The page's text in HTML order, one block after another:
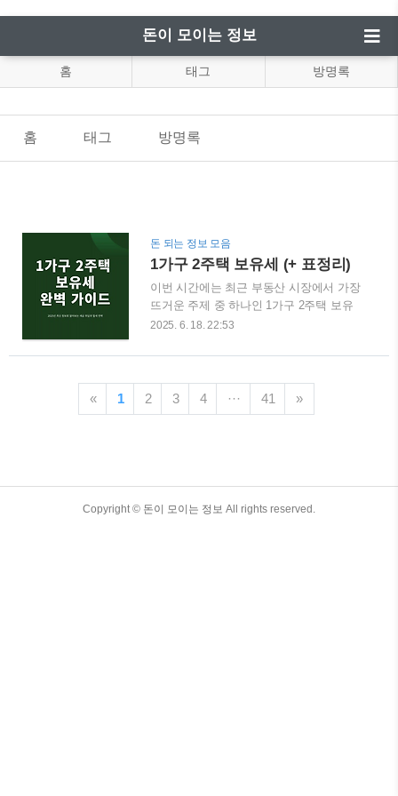
돈이 모이는 정보
홈 태그 방명록
홈 태그 방명록
돈 되는 정보 모음
1가구 2주택 보유세 (+ 표정리)
이번 시간에는 최근 부동산 시장에서 가장
뜨거운 주제 중 하나인 1가구 2주택 보유
세에 대해 정말 쉽고 자세하게 안내해 드
이미 2주택 이상 보유하고 계신 분들이라
는 중요한 부분이죠.특히 최근 몇 년간 부
동산 세제가 자주 바뀌면서 “보유세가 얼
서는 2024년 기준 최신 정보를 바탕으로 1
실히 정리해드리겠습니다.보유세의 정확
2025. 6. 18. 22:53
« 1 2 3 4 ··· 41 »
Copyright © 돈이 모이는 정보 All rights reserved.
TistoryWhaleSkin3.4